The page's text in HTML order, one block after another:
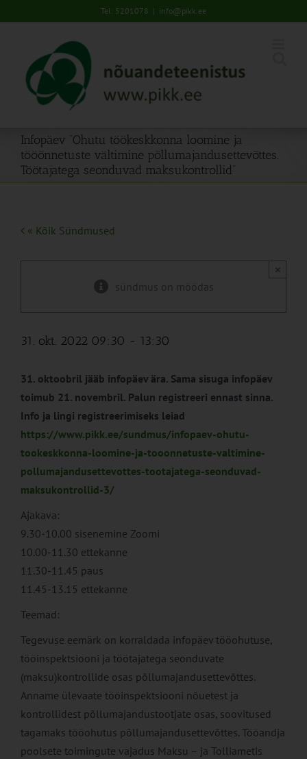
to
Tel: 5201078 | info@pikk.ee
Infopäev “Ohutu töökeskkonna loomine ja
tööõnnetuste vältimine põllumajandusettevõttes.
Töötajatega seonduvad maksukontrollid”
« Kõik Sündmused
sündmus on möödas
×
31. okt. 2022 09:30 - 13:30
31. oktoobril jääb infopäev ära. Sama sisuga infopäev
toimub 21. novembril. Palun registreeri ennast sinna.
Info ja lingi registreerimiseks leiad
https://www.pikk.ee/sundmus/infopaev-ohutu-
tookeskkonna-loomine-ja-tooonnetuste-valtimine-
pollumajandusettevottes-tootajatega-seonduvad-
maksukontrollid-3/
Ajakava:
9.30-10.00 sisenemine Zoomi
10.00-11.30 ettekanne
11.30-11.45 paus
11.45-13.15 ettekanne
Teemad:
Tegevuse eemärk on korraldada infopäev tööohutuse,
tööinspektsiooni ja töötajatega seonduvate
(maksu)kontrollide osas põllumajandusettevõttes.
Anname ülevaate tööinspektsiooni nõuetest ja
kontrollidest põllumajandustootjate osas, soovitused
tagamaks tööohutus põllumajandusettevõttes. Tööandja
poolsete toimingute vajadus Maksu – ja Tolliametis